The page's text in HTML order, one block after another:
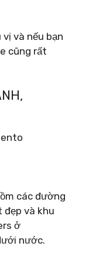
và nếu bạn
cũng rất
các đường
và khu
ở
nước.